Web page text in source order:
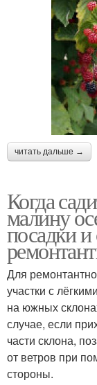
читать дальше →
Когда
малину
посадки
Для
участки с
на южных
случае, если
части склона,
от ветров при
стороны.